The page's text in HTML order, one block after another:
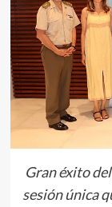
Gran éxito
sesión única